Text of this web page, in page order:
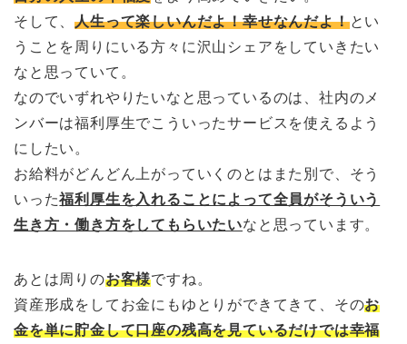
そして、人生って楽しいんだよ！幸せなんだよ！とい
うことを周りにいる方々に沢山シェアをしていきたい
なと思っていて。
なのでいずれやりたいなと思っているのは、社内のメ
ンバーは福利厚生でこういったサービスを使えるよう
にしたい。
お給料がどんどん上がっていくのとはまた別で、そう
いった福利厚生を入れることによって全員がそういう
生き方・働き方をしてもらいたいなと思っています。
あとは周りのお客様ですね。
資産形成をしてお金にもゆとりができてきて、そのお
金を単に貯金して口座の残高を見ているだけでは幸福